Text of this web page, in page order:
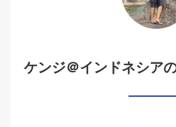
ケンジ＠インドネシア